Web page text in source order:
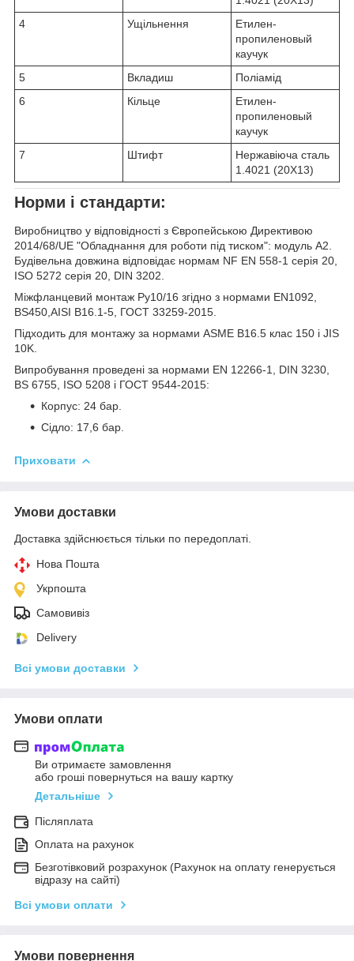
4
Ущільнення
Етилен-
пропиленовый
каучук
5
Вкладиш
Поліамід
6
Кільце
Етилен-
пропиленовый
каучук
7
Штифт
Нержавіюча сталь
1.4021 (20Х13)
Норми і стандарти:
Виробництво у відповідності з Європейською Директивою
2014/68/UЕ "Обладнання для роботи під тиском": модуль А2.
Будівельна довжина відповідає нормам NF EN 558-1 серія 20,
ISO 5272 серія 20, DIN 3202.
Міжфланцевий монтаж Ру10/16 згідно з нормами EN1092,
BS450,AISI B16.1-5, ГОСТ 33259-2015.
Підходить для монтажу за нормами ASME B16.5 клас 150 і JIS
10K.
Випробування проведені за нормами EN 12266-1, DIN 3230,
BS 6755, ISO 5208 і ГОСТ 9544-2015:
Корпус: 24 бар.
Сідло: 17,6 бар.
Приховати
Умови доставки
Доставка здійснюється тільки по передоплаті.
Нова Пошта
Укрпошта
Самовивіз
Delivery
Всі умови доставки
Умови оплати
Ви отримаєте замовлення
або гроші повернуться на вашу картку
Детальніше
Післяплата
Оплата на рахунок
Безготівковий розрахунок (Рахунок на оплату генерується
відразу на сайті)
Всі умови оплати
Умови повернення